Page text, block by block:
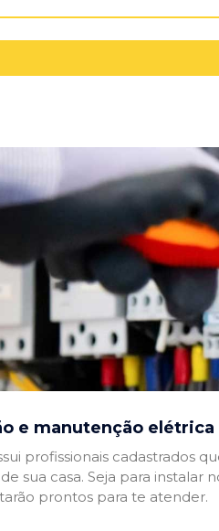
e manutenção elétrica
profissionais cadastrados
sua casa. Seja para
prontos para te atender.